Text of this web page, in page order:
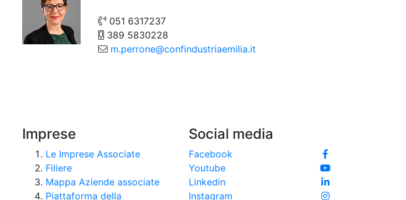
051 6317237
389 5830228
m.perrone@confindustriaemilia.it
Imprese
Le Imprese Associate
Filiere
Mappa Aziende associate
Piattaforma della
Social media
Facebook
Youtube
Linkedin
Instagram